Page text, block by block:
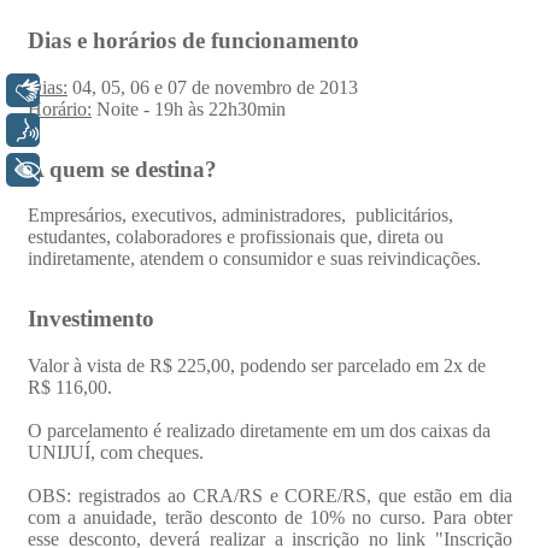
Libras
+ Acessibilidade